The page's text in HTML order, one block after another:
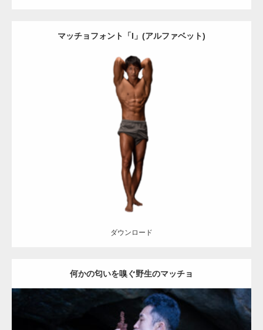
マッチョフォント「I」(アルファベット)
Update:2022.09.1
マッチョフォント(アルファベット)
ッチョ) 腹筋
ダウンロード
何かの匂いを嗅ぐ野生のマッチョ